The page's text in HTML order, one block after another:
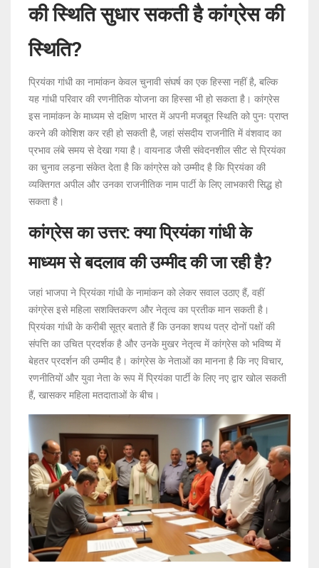
की स्थिति सुधार सकती है कांग्रेस की
स्थिति?
प्रियंका गांधी का नामांकन केवल चुनावी संघर्ष का एक हिस्सा नहीं है, बल्कि
यह गांधी परिवार की रणनीतिक योजना का हिस्सा भी हो सकता है। कांग्रेस
इस नामांकन के माध्यम से दक्षिण भारत में अपनी मजबूत स्थिति को पुनः प्राप्त
करने की कोशिश कर रही हो सकती है, जहां संसदीय राजनीति में वंशवाद का
प्रभाव लंबे समय से देखा गया है। वायनाड जैसी संवेदनशील सीट से प्रियंका
का चुनाव लड़ना संकेत देता है कि कांग्रेस को उम्मीद है कि प्रियंका की
व्यक्तिगत अपील और उनका राजनीतिक नाम पार्टी के लिए लाभकारी सिद्ध हो
सकता है।
कांग्रेस का उत्तर: क्या प्रियंका गांधी के
माध्यम से बदलाव की उम्मीद की जा रही है?
जहां भाजपा ने प्रियंका गांधी के नामांकन को लेकर सवाल उठाए हैं, वहीं
कांग्रेस इसे महिला सशक्तिकरण और नेतृत्व का प्रतीक मान सकती है।
प्रियंका गांधी के करीबी सूत्र बताते हैं कि उनका शपथ पत्र दोनों पक्षों की
संपत्ति का उचित प्रदर्शक है और उनके मुखर नेतृत्व में कांग्रेस को भविष्य में
बेहतर प्रदर्शन की उम्मीद है। कांग्रेस के नेताओं का मानना है कि नए विचार,
रणनीतियों और युवा नेता के रूप में प्रियंका पार्टी के लिए नए द्वार खोल सकती
हैं, खासकर महिला मतदाताओं के बीच।